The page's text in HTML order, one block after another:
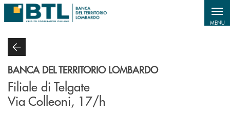
Salta al contenuto principale
MENU
BANCA DEL TERRITORIO LOMBARDO
Filiale di Telgate
Via Colleoni, 17/h